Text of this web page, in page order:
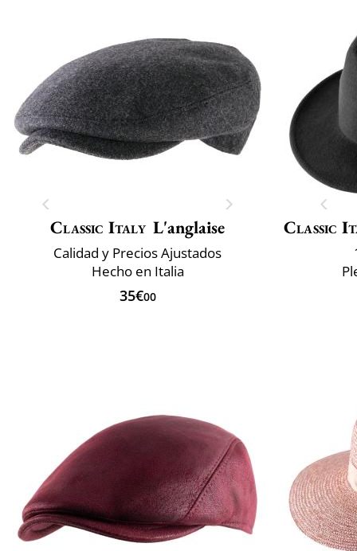
Classic Italy L'anglaise
Calidad y Precios Ajustados
Hecho en Italia
35€00
Classic